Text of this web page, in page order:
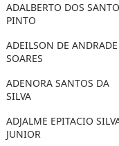
ADALBERTO DOS
PINTO
ADEILSON DE ANDRADE
SOARES
ADENORA SANTOS DA
SILVA
ADJALME EPITACIO
JUNIOR